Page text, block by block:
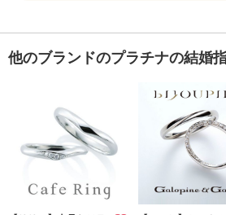
他のブランドのプラチナの結婚